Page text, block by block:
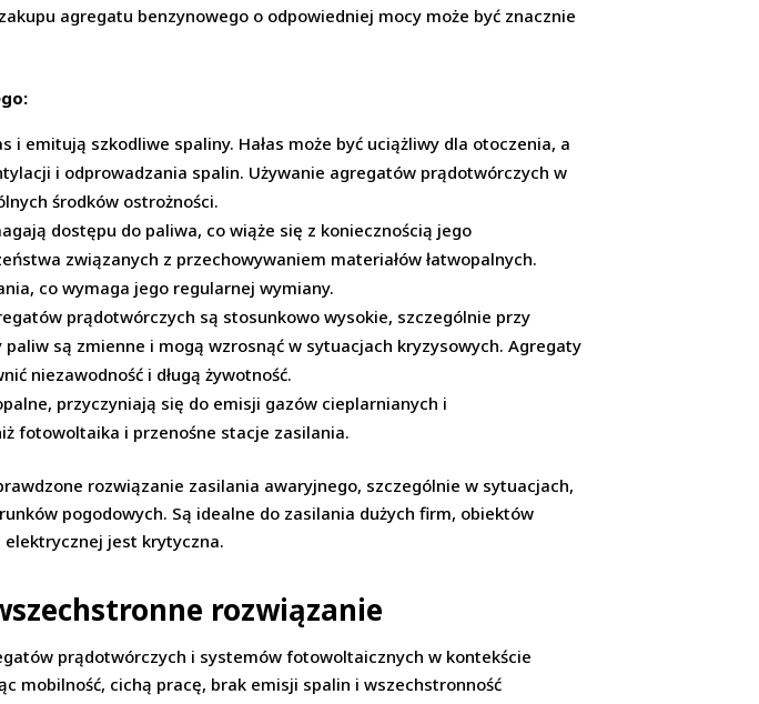
agregatu benzynowego o odpowiedniej mocy może być znacznie
i emitują szkodliwe spaliny. Hałas może być uciążliwy dla otoczenia, a
i odprowadzania spalin. Używanie agregatów prądotwórczych w
środków ostrożności.
dostępu do paliwa, co wiąże się z koniecznością jego
związanych z przechowywaniem materiałów łatwopalnych.
co wymaga jego regularnej wymiany.
prądotwórczych są stosunkowo wysokie, szczególnie przy
są zmienne i mogą wzrosnąć w sytuacjach kryzysowych. Agregaty
niezawodność i długą żywotność.
przyczyniają się do emisji gazów cieplarnianych i
fotowoltaika i przenośne stacje zasilania.
rozwiązanie zasilania awaryjnego, szczególnie w sytuacjach,
pogodowych. Są idealne do zasilania dużych firm, obiektów
elektrycznej jest krytyczna.
rozwiązanie
prądotwórczych i systemów fotowoltaicznych w kontekście
mobilność, cichą pracę, brak emisji spalin i wszechstronność